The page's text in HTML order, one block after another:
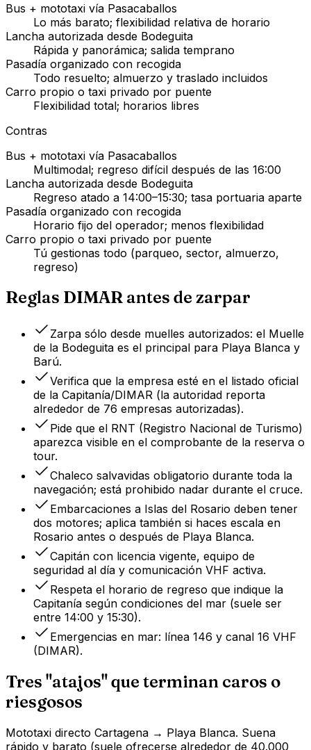
Bus + mototaxi vía Pasacaballos
Lo más barato; flexibilidad relativa de horario
Lancha autorizada desde Bodeguita
Rápida y panorámica; salida temprano
Pasadía organizado con recogida
Todo resuelto; almuerzo y traslado incluidos
Carro propio o taxi privado por puente
Flexibilidad total; horarios libres
Contras
Bus + mototaxi vía Pasacaballos
Multimodal; regreso difícil después de las 16:00
Lancha autorizada desde Bodeguita
Regreso atado a 14:00–15:30; tasa portuaria aparte
Pasadía organizado con recogida
Horario fijo del operador; menos flexibilidad
Carro propio o taxi privado por puente
Tú gestionas todo (parqueo, sector, almuerzo,
regreso)
Reglas DIMAR antes de zarpar
Zarpa sólo desde muelles autorizados: el Muelle
de la Bodeguita es el principal para Playa Blanca y
Barú.
Verifica que la empresa esté en el listado oficial
de la Capitanía/DIMAR (la autoridad reporta
alrededor de 76 empresas autorizadas).
Pide que el RNT (Registro Nacional de Turismo)
aparezca visible en el comprobante de la reserva o
tour.
Chaleco salvavidas obligatorio durante toda la
navegación; está prohibido nadar durante el cruce.
Embarcaciones a Islas del Rosario deben tener
dos motores; aplica también si haces escala en
Rosario antes o después de Playa Blanca.
Capitán con licencia vigente, equipo de
seguridad al día y comunicación VHF activa.
Respeta el horario de regreso que indique la
Capitanía según condiciones del mar (suele ser
entre 14:00 y 15:30).
Emergencias en mar: línea 146 y canal 16 VHF
(DIMAR).
Tres "atajos" que terminan caros o
riesgosos
Mototaxi directo Cartagena → Playa Blanca. Suena
rápido y barato (suele ofrecerse alrededor de 40.000